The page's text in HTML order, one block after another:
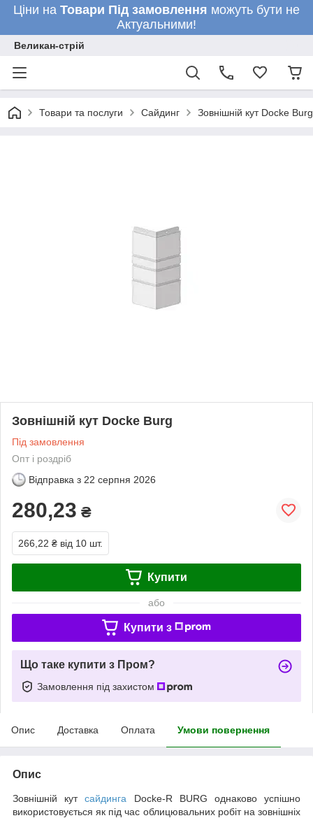
Ціни на Товари Під замовлення можуть бути не
Актуальними!
Великан-стрій
Товари та послуги Сайдинг Зовнішній кут Docke Burg
Зовнішній кут Docke Burg
Під замовлення
Опт і роздріб
Відправка з 22 серпня 2026
280,23 ₴
266,22 ₴ від 10 шт.
Купити
або
Купити з
Що таке купити з Пром?
Замовлення під захистом
Опис Доставка Оплата Умови повернення
Опис
Зовнішній кутсайдинга Docke-R BURG однаково успішно
використовується як під час облицювальних робіт на зовнішніх